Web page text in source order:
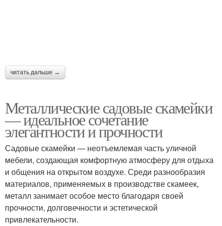
читать дальше →
Металлические садовые скамейки
— идеальное сочетание
элегантности и прочности
Садовые скамейки — неотъемлемая часть уличной
мебели, создающая комфортную атмосферу для отдыха
и общения на открытом воздухе. Среди разнообразия
материалов, применяемых в производстве скамеек,
металл занимает особое место благодаря своей
прочности, долговечности и эстетической
привлекательности.